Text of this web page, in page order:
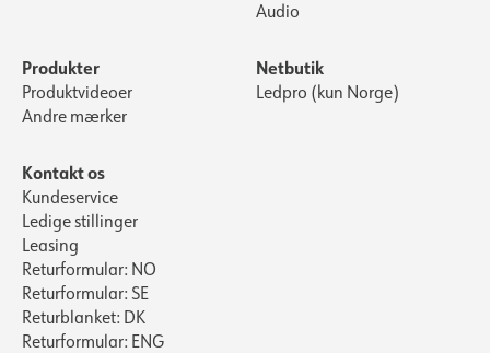
Audio
Produkter
Produktvideoer
Andre mærker
Netbutik
Ledpro (kun Norge)
Kontakt os
Kundeservice
Ledige stillinger
Leasing
Returformular: NO
Returformular: SE
Returblanket: DK
Returformular: ENG